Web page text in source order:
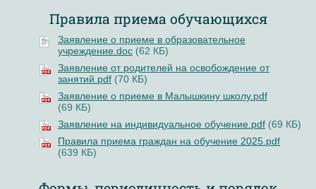
Правила приема обучающихся
Заявление о приеме в образовательное
учреждение.doc (62 КБ)
Заявление от родителей на освобождение от
занятий.pdf (70 КБ)
Заявление о приеме в Малышкину школу.pdf
(69 КБ)
Заявление на индивидуальное обучение.pdf (69 КБ)
Правила приема граждан на обучение 2025.pdf
(639 КБ)